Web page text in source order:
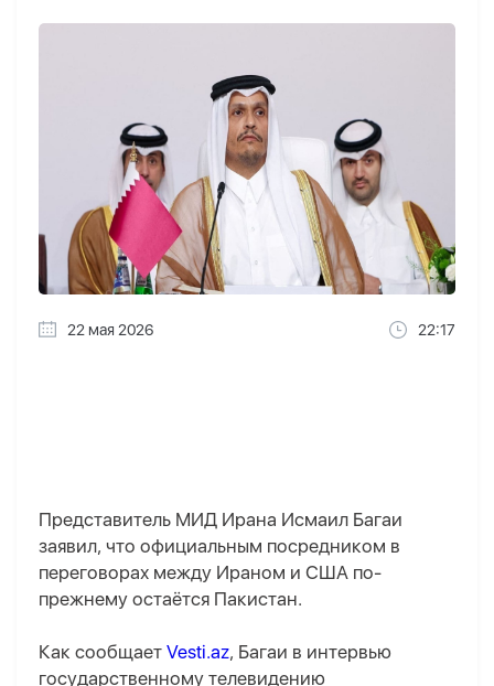
22 мая 2026 22:17
Представитель МИД Ирана Исмаил Багаи
заявил, что официальным посредником в
переговорах между Ираном и США по-
прежнему остаётся Пакистан.
Как сообщает Vesti.az, Багаи в интервью
государственному телевидению